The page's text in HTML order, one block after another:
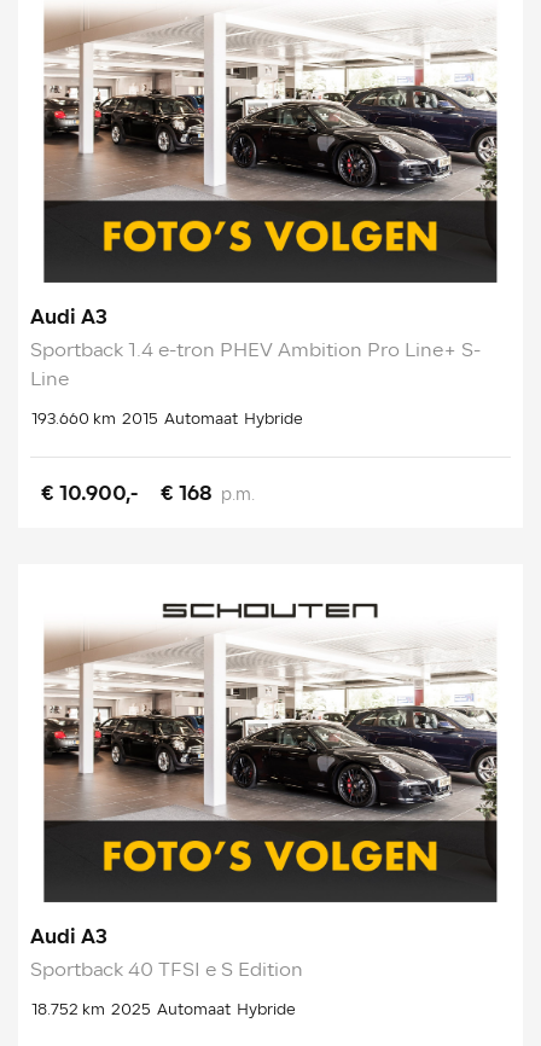
Audi A3
Sportback 1.4 e-tron PHEV Ambition Pro Line+ S-
Line
193.660 km 2015 Automaat Hybride
€ 10.900,- € 168 p.m.
Audi A3
Sportback 40 TFSI e S Edition
18.752 km 2025 Automaat Hybride